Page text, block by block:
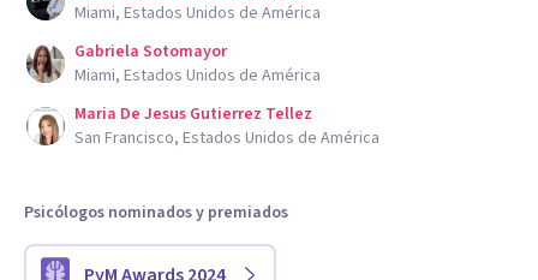
Miami, Estados Unidos de América
Gabriela Sotomayor
Miami, Estados Unidos de América
Maria De Jesus Gutierrez Tellez
San Francisco, Estados Unidos de América
Psicólogos nominados y premiados